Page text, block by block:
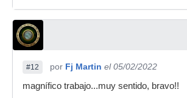
#12 por Fj Martin el 05/02/2022
magnífico trabajo...muy sentido, bravo!!